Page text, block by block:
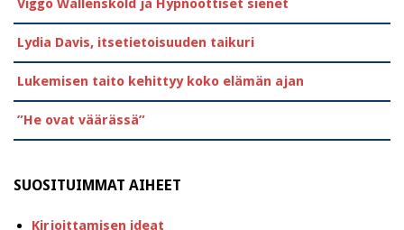
Viggo Wallensköld ja Hypnoottiset sienet
Lydia Davis, itsetietoisuuden taikuri
Lukemisen taito kehittyy koko elämän ajan
”He ovat väärässä”
SUOSITUIMMAT AIHEET
Kirjoittamisen ideat